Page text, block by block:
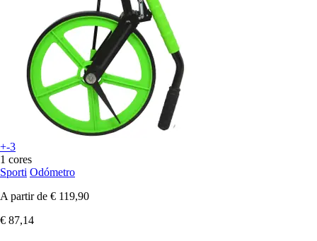
+-3
1 cores
Sporti Odómetro
A partir de € 119,90
€ 87,14